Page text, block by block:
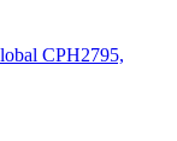
CPH2795,